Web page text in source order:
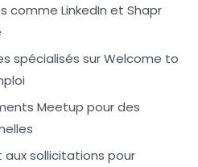
comme LinkedIn et Shapr
spécialisés sur Welcome to
Meetup pour des
sollicitations pour